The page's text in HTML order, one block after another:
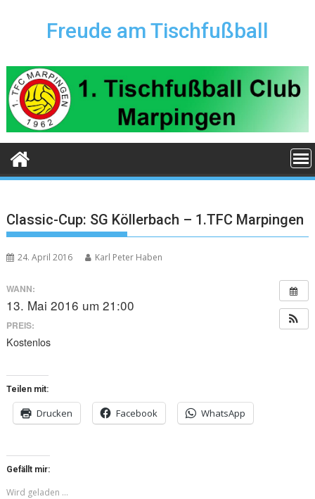
Freude am Tischfußball
Classic-Cup: SG Köllerbach – 1.TFC Marpingen
24. April 2016 Karl Peter Haben
WANN:
13. Mai 2016 um 21:00
PREIS:
Kostenlos
Teilen mit:
Drucken Facebook WhatsApp
Gefällt mir:
Wird geladen …